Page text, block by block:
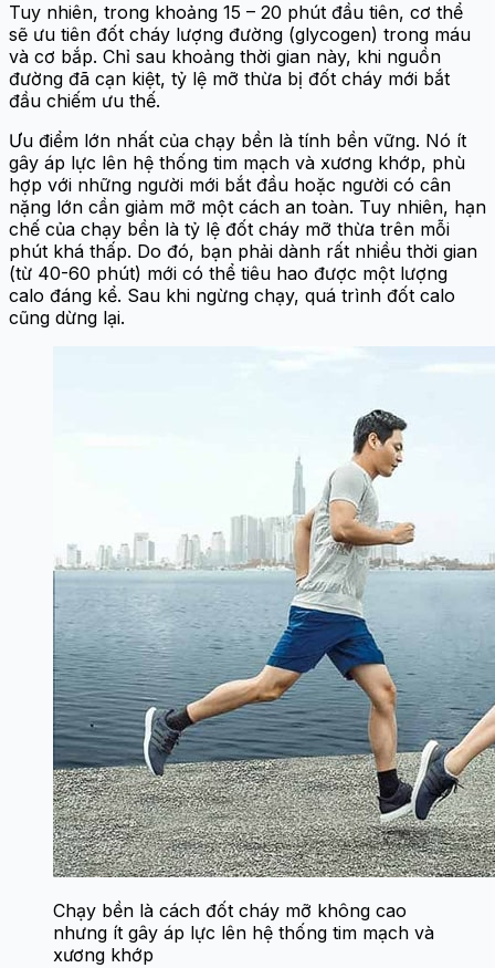
Tuy nhiên, trong khoảng 15 – 20 phút đầu tiên, cơ thể
sẽ ưu tiên đốt cháy lượng đường (glycogen) trong máu
và cơ bắp. Chỉ sau khoảng thời gian này, khi nguồn
đường đã cạn kiệt, tỷ lệ mỡ thừa bị đốt cháy mới bắt
đầu chiếm ưu thế.
Ưu điểm lớn nhất của chạy bền là tính bền vững. Nó ít
gây áp lực lên hệ thống tim mạch và xương khớp, phù
hợp với những người mới bắt đầu hoặc người có cân
nặng lớn cần giảm mỡ một cách an toàn. Tuy nhiên, hạn
chế của chạy bền là tỷ lệ đốt cháy mỡ thừa trên mỗi
phút khá thấp. Do đó, bạn phải dành rất nhiều thời gian
(từ 40-60 phút) mới có thể tiêu hao được một lượng
calo đáng kể. Sau khi ngừng chạy, quá trình đốt calo
cũng dừng lại.
Chạy bền là cách đốt cháy mỡ không cao
nhưng ít gây áp lực lên hệ thống tim mạch và
xương khớp